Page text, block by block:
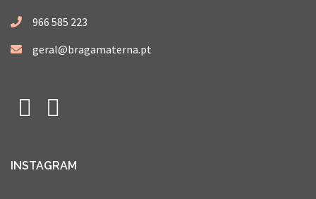
966 585 223
geral@bragamaterna.pt
Facebook
INSTAGRAM